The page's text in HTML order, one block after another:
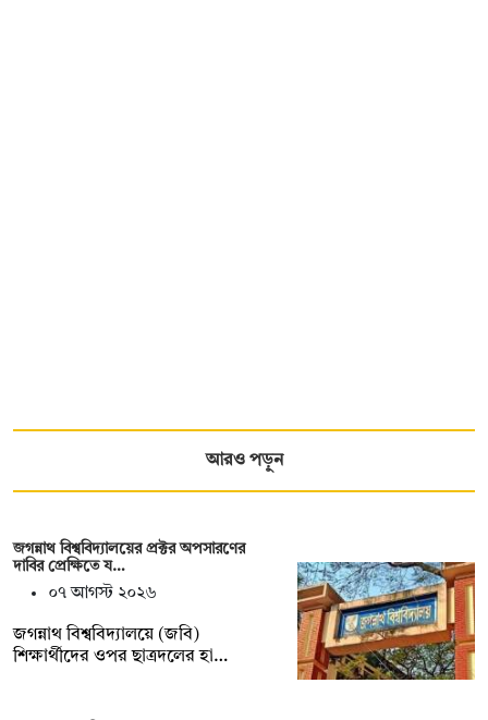
আরও পড়ুন
জগন্নাথ বিশ্ববিদ্যালয়ের প্রক্টর অপসারণের
দাবির প্রেক্ষিতে য…
০৭ আগস্ট ২০২৬
জগন্নাথ বিশ্ববিদ্যালয়ে (জবি)
শিক্ষার্থীদের ওপর ছাত্রদলের হা…